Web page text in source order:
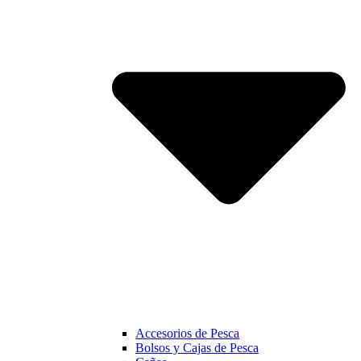
Accesorios de Pesca
Bolsos y Cajas de Pesca